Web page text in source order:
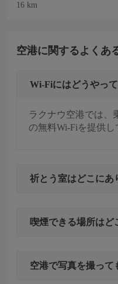
16 km
空港に関するよくあ
Wi-Fiにはどうやっ
ラクナウ空港では、
の無料Wi-Fiを提供し
祈とう室はどこにあ
喫煙できる場所はど
空港で写真を撮って